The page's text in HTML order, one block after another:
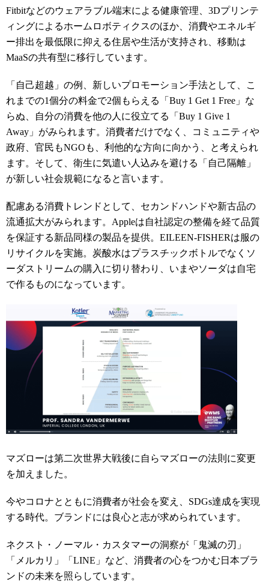
Fitbitなどのウェアラブル端末による健康管理、3Dプリンテ
ィングによるホームロボティクスのほか、消費やエネルギ
ー排出を最低限に抑える住居や生活が支持され、移動は
MaaSの共有型に移行しています。
「自己超越」の例、新しいプロモーション手法として、こ
れまでの1個分の料金で2個もらえる「Buy 1 Get 1 Free」な
らぬ、自分の消費を他の人に役立てる「Buy 1 Give 1
Away」がみられます。消費者だけでなく、コミュニティや
政府、官民もNGOも、利他的な方向に向かう、と考えられ
ます。そして、衛生に気遣い人込みを避ける「自己隔離」
が新しい社会規範になると言います。
配慮ある消費トレンドとして、セカンドハンドや新古品の
流通拡大がみられます。Appleは自社認定の整備を経て品質
を保証する新品同様の製品を提供。EILEEN-FISHERは服の
リサイクルを実施。炭酸水はプラスチックボトルでなくソ
ーダストリームの購入に切り替わり、いまやソーダは自宅
で作るものになっています。
マズローは第二次世界大戦後に自らマズローの法則に変更
を加えました。
今やコロナとともに消費者が社会を変え、SDGs達成を実現
する時代。ブランドには良心と志が求められています。
ネクスト・ノーマル・カスタマーの洞察が 「鬼滅の刃」
「メルカリ」「LINE」など、消費者の心をつかむ日本ブラ
ンドの未来を照らしています。